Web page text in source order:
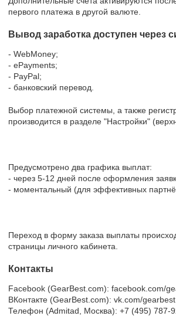
первого платежа в другой валюте.
Вывод заработка доступен через
- WebMoney;
- ePayments;
- PayPal;
- банковский перевод.
Выбор платежной системы, а также
производится в разделе "Настройки"
Предусмотрено два графика выплат:
- через 5-12 дней после оформления
- моментальный (для эффективных
Переход в форму заказа выплаты
страницы личного кабинета.
Контакты
Facebook (GearBest.com): facebook.com/
ВКонтакте (GearBest.com): vk.com/gearbest
Телефон (Admitad, Москва): +7 (495) 787-